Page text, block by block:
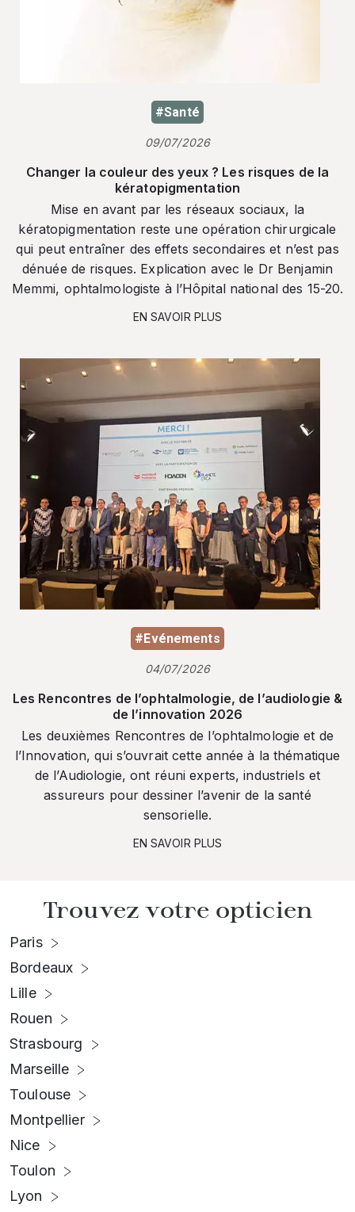
#Santé
09/07/2026
Changer la couleur des yeux ? Les risques de la
kératopigmentation
Mise en avant par les réseaux sociaux, la
kératopigmentation reste une opération chirurgicale
qui peut entraîner des effets secondaires et n’est pas
dénuée de risques. Explication avec le Dr Benjamin
Memmi, ophtalmologiste à l’Hôpital national des 15-20.
EN SAVOIR PLUS
#Evénements
04/07/2026
Les Rencontres de l’ophtalmologie, de l’audiologie &
de l’innovation 2026
Les deuxièmes Rencontres de l’ophtalmologie et de
l’Innovation, qui s’ouvrait cette année à la thématique
de l’Audiologie, ont réuni experts, industriels et
assureurs pour dessiner l’avenir de la santé
sensorielle.
EN SAVOIR PLUS
Trouvez votre opticien
Paris
Bordeaux
Lille
Rouen
Strasbourg
Marseille
Toulouse
Montpellier
Nice
Toulon
Lyon